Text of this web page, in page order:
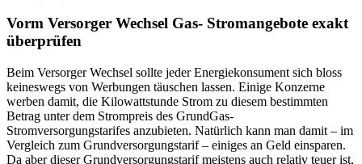
Vorm Versorger Wechsel Gas- Stromangebote exakt
überprüfen
Beim Versorger Wechsel sollte jeder Energiekonsument sich bloss
keineswegs von Werbungen täuschen lassen. Einige Konzerne
werben damit, die Kilowattstunde Strom zu diesem bestimmten
Betrag unter dem Strompreis des GrundGas-
Stromversorgungstarifes anzubieten. Natürlich kann man damit – im
Vergleich zum Grundversorgungstarif – einiges an Geld einsparen.
Da aber dieser Grundversorgungstarif meistens auch relativ teuer ist,